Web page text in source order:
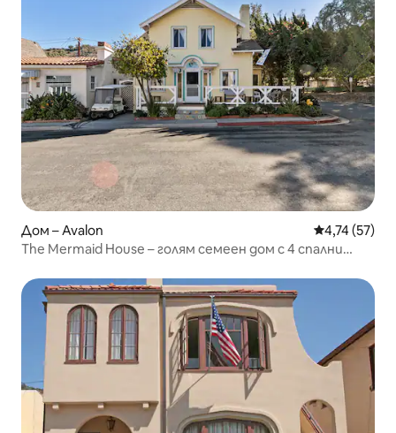
Дом – Avalon Средна
4,74 (57)
The Mermaid House – голям семеен дом с 4 спални